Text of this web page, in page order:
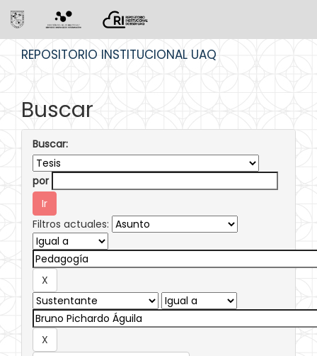
REPOSITORIO INSTITUCIONAL UAQ
Buscar
Buscar:
por
Filtros actuales: